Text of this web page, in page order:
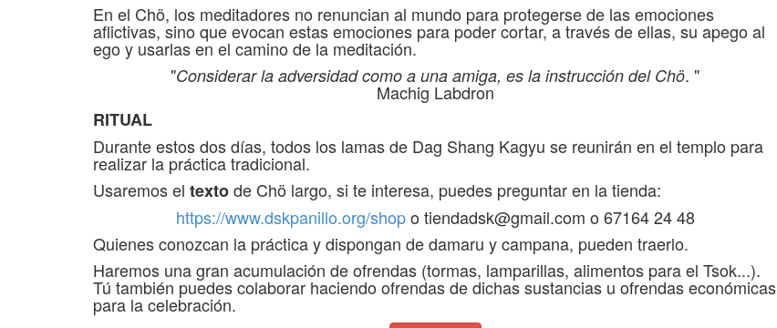
En el Chö, los meditadores no renuncian al mundo para protegerse de las emociones
aflictivas, sino que evocan estas emociones para poder cortar, a través de ellas, su apego al
ego y usarlas en el camino de la meditación.
"Considerar la adversidad como a una amiga, es la instrucción del Chö. "
Machig Labdron
RITUAL
Durante estos dos días, todos los lamas de Dag Shang Kagyu se reunirán en el templo para
realizar la práctica tradicional.
Usaremos el textode Chö largo, si te interesa, puedes preguntar en la tienda:
https://www.dskpanillo.org/shopo tiendadsk@gmail.com o 67164 24 48
Quienes conozcan la práctica y dispongan de damaru y campana, pueden traerlo.
Haremos una gran acumulación de ofrendas (tormas, lamparillas, alimentos para el Tsok...).
Tú también puedes colaborar haciendo ofrendas de dichas sustancias u ofrendas económicas
para la celebración.